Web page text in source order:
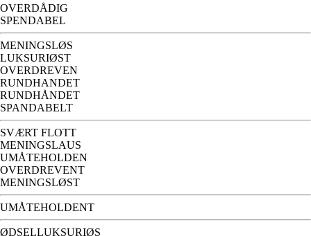
OVERDÅDIG
SPENDABEL
MENINGSLØS
LUKSURIØST
OVERDREVEN
RUNDHANDET
RUNDHÅNDET
SPANDABELT
SVÆRT FLOTT
MENINGSLAUS
UMÅTEHOLDEN
OVERDREVENT
MENINGSLØST
UMÅTEHOLDENT
ØDSELLUKSURIØS